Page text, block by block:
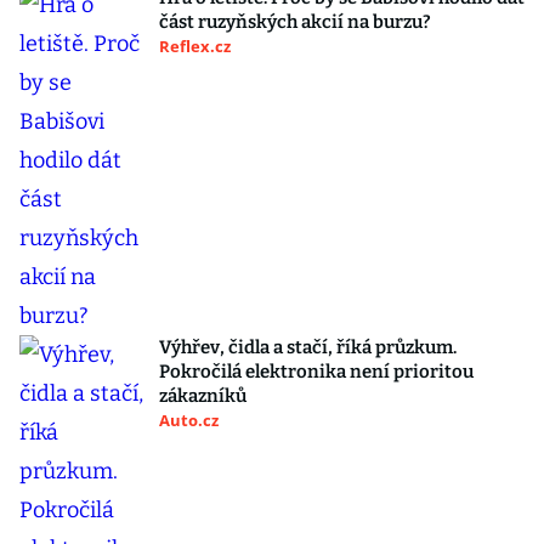
část ruzyňských akcií na burzu?
Reflex.cz
Výhřev, čidla a stačí, říká průzkum.
Pokročilá elektronika není prioritou
zákazníků
Auto.cz